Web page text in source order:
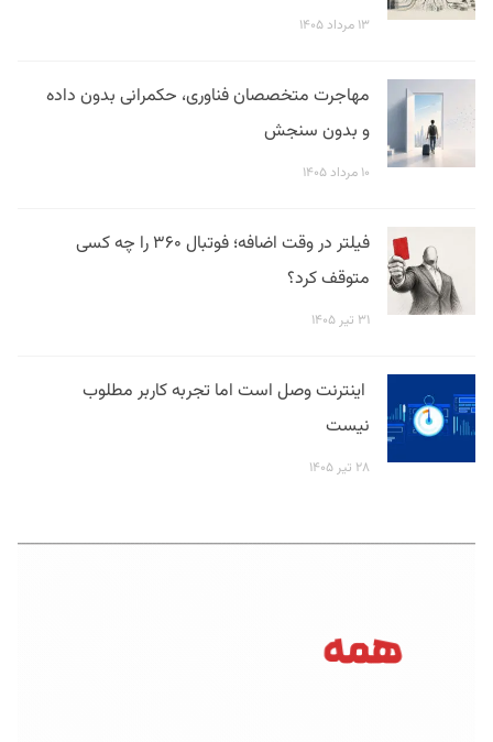
۱۳ مرداد ۱۴۰۵
مهاجرت متخصصان فناوری، حکمرانی بدون داده
و بدون سنجش
۱۰ مرداد ۱۴۰۵
فیلتر در وقت اضافه؛ فوتبال ۳۶۰ را چه کسی
متوقف کرد؟
۳۱ تیر ۱۴۰۵
اینترنت وصل است اما تجربه کاربر مطلوب
نیست
۲۸ تیر ۱۴۰۵